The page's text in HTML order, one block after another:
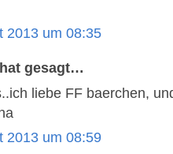
2013 um 08:35
hat gesagt…
liebe FF baerchen,
2013 um 08:59